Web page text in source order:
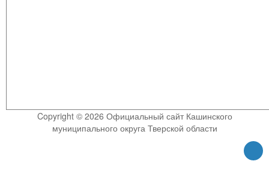
Copyright © 2026 Официальный сайт Кашинского
муниципального округа Тверской области